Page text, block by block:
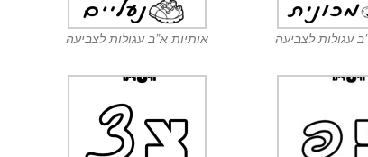
עגולות לצביעה אותיות א”ב עגולות לצביעה